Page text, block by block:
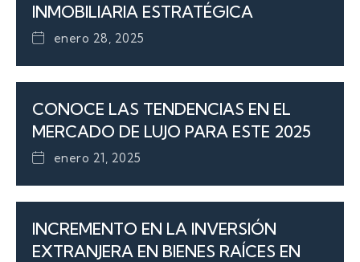
INMOBILIARIA ESTRATÉGICA
enero 28, 2025
CONOCE LAS TENDENCIAS EN EL
MERCADO DE LUJO PARA ESTE 2025
enero 21, 2025
INCREMENTO EN LA INVERSIÓN
EXTRANJERA EN BIENES RAÍCES EN